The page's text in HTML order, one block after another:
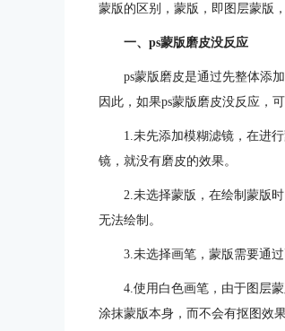
蒙版的区别，蒙版，即图层蒙版
一、ps蒙版磨皮没反应
ps蒙版磨皮是通过先整体添
因此，如果ps蒙版磨皮没反应，
1.未先添加模糊滤镜，在进
镜，就没有磨皮的效果。
2.未选择蒙版，在绘制蒙版
无法绘制。
3.未选择画笔，蒙版需要通
4.使用白色画笔，由于图层
涂抹蒙版本身，而不会有抠图效果